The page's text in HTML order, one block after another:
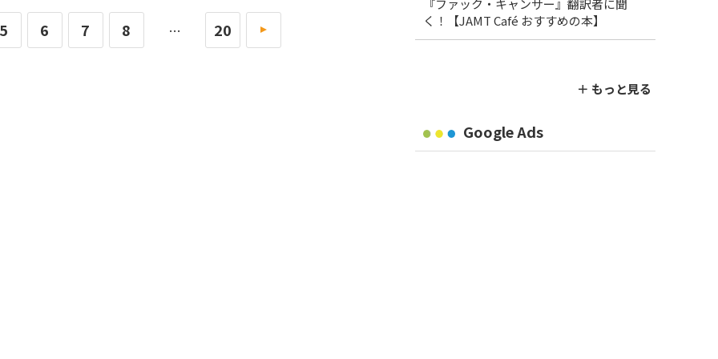
5 6 7 8 … 20 »
『ファック・キャンサー』翻訳者に聞
く！【JAMT Café おすすめの本】
＋ もっと見る
Google Ads